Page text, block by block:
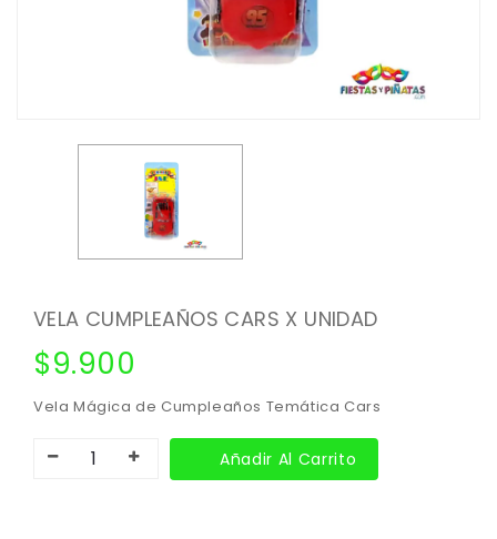
VELA CUMPLEAÑOS CARS X UNIDAD
$9.900
Vela Mágica de Cumpleaños Temática Cars
Añadir Al Carrito